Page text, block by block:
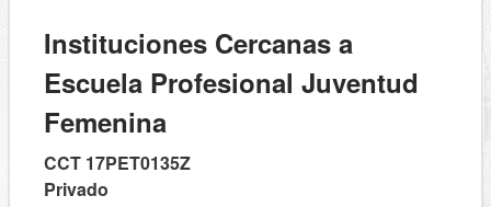
Instituciones Cercanas a
Escuela Profesional Juventud
Femenina
CCT 17PET0135Z
Privado